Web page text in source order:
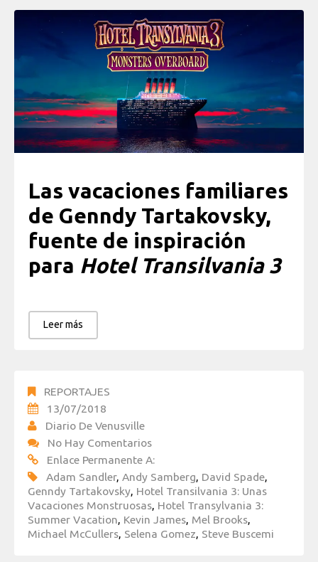
Las vacaciones familiares
de Genndy Tartakovsky,
fuente de inspiración
para Hotel Transilvania 3
Leer más
REPORTAJES
13/07/2018
Diario De Venusville
No Hay Comentarios
Enlace Permanente A:
Adam Sandler, Andy Samberg David Spade
Genndy Tartakovsky Hotel Transilvania 3: Unas
Vacaciones Monstruosas Hotel Transylvania 3:
Summer Vacation Kevin James Mel Brooks
Michael McCullers Selena Gomez Steve Buscemi